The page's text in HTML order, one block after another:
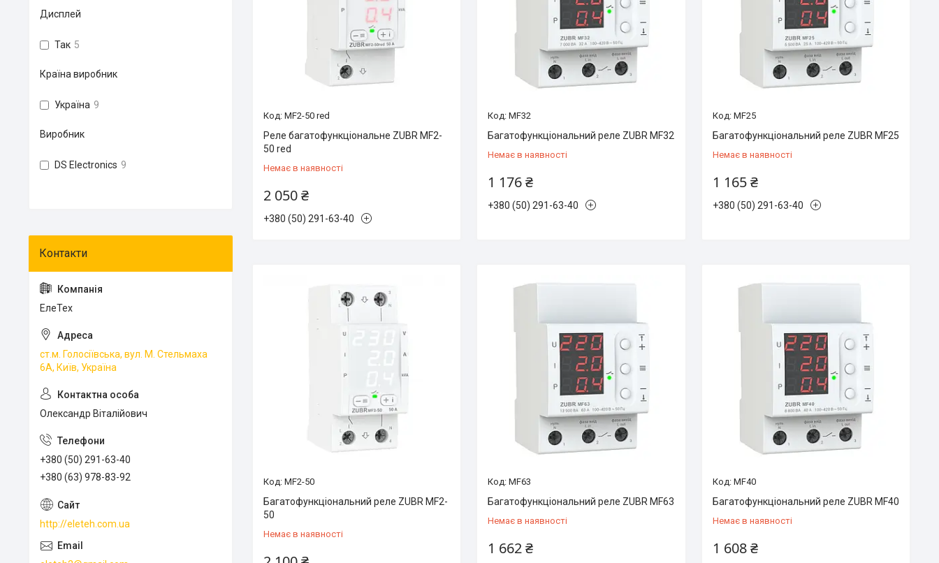
MF2-50 red
Реле багатофункціональне ZUBR MF2-
50 red
Немає в наявності
2 050 ₴
+380 (50) 291-63-40
MF32
Багатофункціональний реле ZUBR MF32
Немає в наявності
1 176 ₴
+380 (50) 291-63-40
MF25
Багатофункціональний реле ZUBR MF25
Немає в наявності
1 165 ₴
+380 (50) 291-63-40
MF2-50
Багатофункціональний реле ZUBR MF2-
50
Немає в наявності
MF63
Багатофункціональний реле ZUBR MF63
Немає в наявності
1 662 ₴
MF40
Багатофункціональний реле ZUBR MF40
Немає в наявності
1 608 ₴
Дисплей
Так 5
Країна виробник
Україна 9
Виробник
DS Electronics 9
ЕлеТех
ст.м. Голосіївська, вул. М. Стельмаха
6А, Київ, Україна
Олександр Віталійович
+380 (50) 291-63-40
+380 (63) 978-83-92
http://eleteh.com.ua